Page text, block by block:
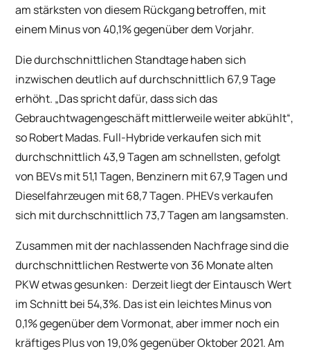
am stärksten von diesem Rückgang betroffen, mit
einem Minus von 40,1% gegenüber dem Vorjahr.
Die durchschnittlichen Standtage haben sich
inzwischen deutlich auf durchschnittlich 67,9 Tage
erhöht. „Das spricht dafür, dass sich das
Gebrauchtwagengeschäft mittlerweile weiter abkühlt“,
so Robert Madas. Full-Hybride verkaufen sich mit
durchschnittlich 43,9 Tagen am schnellsten, gefolgt
von BEVs mit 51,1 Tagen, Benzinern mit 67,9 Tagen und
Dieselfahrzeugen mit 68,7 Tagen. PHEVs verkaufen
sich mit durchschnittlich 73,7 Tagen am langsamsten.
Zusammen mit der nachlassenden Nachfrage sind die
durchschnittlichen Restwerte von 36 Monate alten
PKW etwas gesunken: Derzeit liegt der Eintausch Wert
im Schnitt bei 54,3%. Das ist ein leichtes Minus von
0,1% gegenüber dem Vormonat, aber immer noch ein
kräftiges Plus von 19,0% gegenüber Oktober 2021. Am